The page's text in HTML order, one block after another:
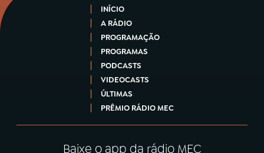
INÍCIO
A RÁDIO
PROGRAMAÇÃO
PROGRAMAS
PODCASTS
VIDEOCASTS
ÚLTIMAS
PRÊMIO RÁDIO MEC
Baixe o app da rádio MEC